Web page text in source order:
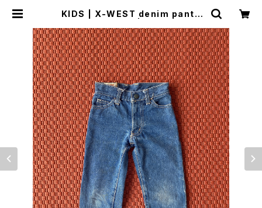
KIDS | X-WEST denim pants